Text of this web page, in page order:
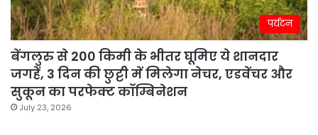
पर्यटन
बेंगलुरु से 200 किमी के भीतर घूमिए ये शानदार
जगहें, 3 दिन की छुट्टी में मिलेगा नेचर, एडवेंचर और
सुकून का परफेक्ट कॉम्बिनेशन
July 23, 2026